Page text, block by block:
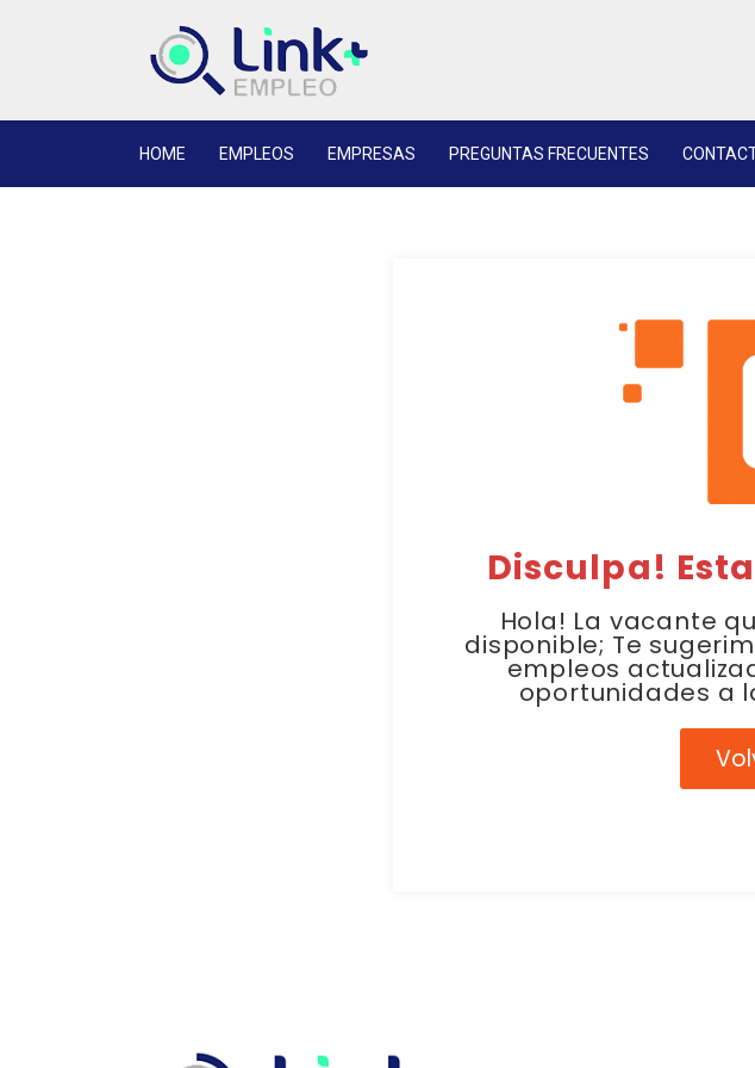
HOME EMPLEOS EMPRESAS PREGUNTAS FRECUENTES
Disculpa!
Hola! La vacante
disponible; Te
empleos
oportunidades a